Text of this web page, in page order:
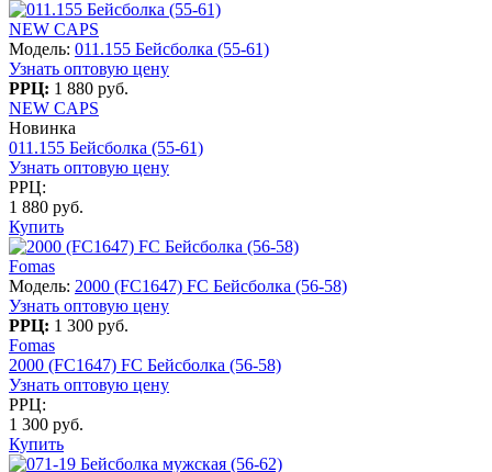
NEW CAPS
Модель: 011.155 Бейсболка (55-61)
Узнать оптовую цену
РРЦ: 1 880 руб.
NEW CAPS
Новинка
011.155 Бейсболка (55-61)
Узнать оптовую цену
РРЦ:
1 880 руб.
Купить
Fomas
Модель: 2000 (FC1647) FC Бейсболка (56-58)
Узнать оптовую цену
РРЦ: 1 300 руб.
Fomas
2000 (FC1647) FC Бейсболка (56-58)
Узнать оптовую цену
РРЦ:
1 300 руб.
Купить